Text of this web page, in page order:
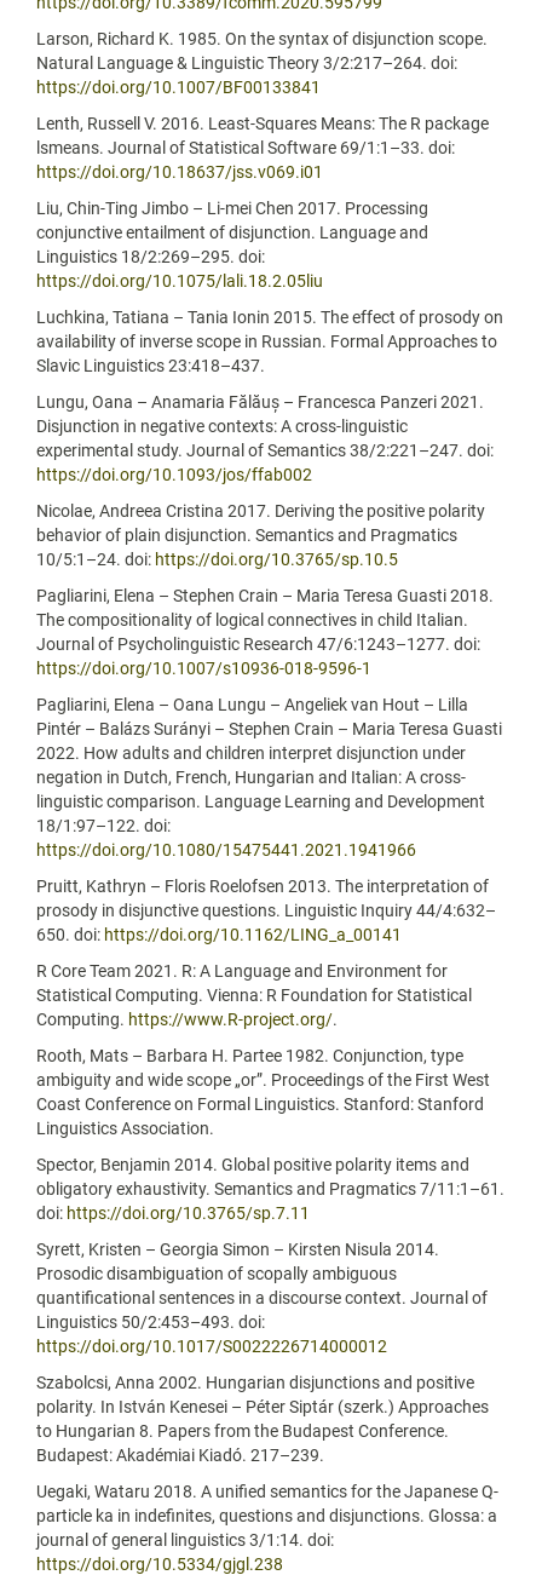
Larson, Richard K. 1985. On the syntax of disjunction scope.
Natural Language & Linguistic Theory 3/2:217–264. doi:
https://doi.org/10.1007/BF00133841
Lenth, Russell V. 2016. Least-Squares Means: The R package
lsmeans. Journal of Statistical Software 69/1:1–33. doi:
https://doi.org/10.18637/jss.v069.i01
Liu, Chin-Ting Jimbo – Li-mei Chen 2017. Processing
conjunctive entailment of disjunction. Language and
Linguistics 18/2:269–295. doi:
https://doi.org/10.1075/lali.18.2.05liu
Luchkina, Tatiana – Tania Ionin 2015. The effect of prosody on
availability of inverse scope in Russian. Formal Approaches to
Slavic Linguistics 23:418–437.
Lungu, Oana – Anamaria Fălăuș – Francesca Panzeri 2021.
Disjunction in negative contexts: A cross-linguistic
experimental study. Journal of Semantics 38/2:221–247. doi:
https://doi.org/10.1093/jos/ffab002
Nicolae, Andreea Cristina 2017. Deriving the positive polarity
behavior of plain disjunction. Semantics and Pragmatics
10/5:1–24. doi: https://doi.org/10.3765/sp.10.5
Pagliarini, Elena – Stephen Crain – Maria Teresa Guasti 2018.
The compositionality of logical connectives in child Italian.
Journal of Psycholinguistic Research 47/6:1243–1277. doi:
https://doi.org/10.1007/s10936-018-9596-1
Pagliarini, Elena – Oana Lungu – Angeliek van Hout – Lilla
Pintér – Balázs Surányi – Stephen Crain – Maria Teresa Guasti
2022. How adults and children interpret disjunction under
negation in Dutch, French, Hungarian and Italian: A cross-
linguistic comparison. Language Learning and Development
18/1:97–122. doi:
https://doi.org/10.1080/15475441.2021.1941966
Pruitt, Kathryn – Floris Roelofsen 2013. The interpretation of
prosody in disjunctive questions. Linguistic Inquiry 44/4:632–
650. doi: https://doi.org/10.1162/LING_a_00141
R Core Team 2021. R: A Language and Environment for
Statistical Computing. Vienna: R Foundation for Statistical
Computing. https://www.R-project.org/.
Rooth, Mats – Barbara H. Partee 1982. Conjunction, type
ambiguity and wide scope „or”. Proceedings of the First West
Coast Conference on Formal Linguistics. Stanford: Stanford
Linguistics Association.
Spector, Benjamin 2014. Global positive polarity items and
obligatory exhaustivity. Semantics and Pragmatics 7/11:1–61.
doi: https://doi.org/10.3765/sp.7.11
Syrett, Kristen – Georgia Simon – Kirsten Nisula 2014.
Prosodic disambiguation of scopally ambiguous
quantificational sentences in a discourse context. Journal of
Linguistics 50/2:453–493. doi:
https://doi.org/10.1017/S0022226714000012
Szabolcsi, Anna 2002. Hungarian disjunctions and positive
polarity. In István Kenesei – Péter Siptár (szerk.) Approaches
to Hungarian 8. Papers from the Budapest Conference.
Budapest: Akadémiai Kiadó. 217–239.
Uegaki, Wataru 2018. A unified semantics for the Japanese Q-
particle ka in indefinites, questions and disjunctions. Glossa: a
journal of general linguistics 3/1:14. doi:
https://doi.org/10.5334/gjgl.238